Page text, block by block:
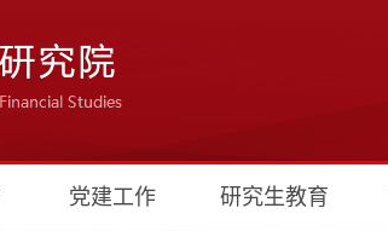
党建工作 研究生教育